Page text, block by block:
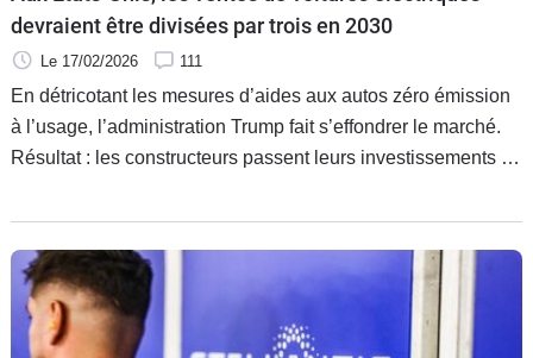
devraient être divisées par trois en 2030
Le 17/02/2026 111
En détricotant les mesures d’aides aux autos zéro émission
à l’usage, l’administration Trump fait s’effondrer le marché.
Résultat : les constructeurs passent leurs investissements en